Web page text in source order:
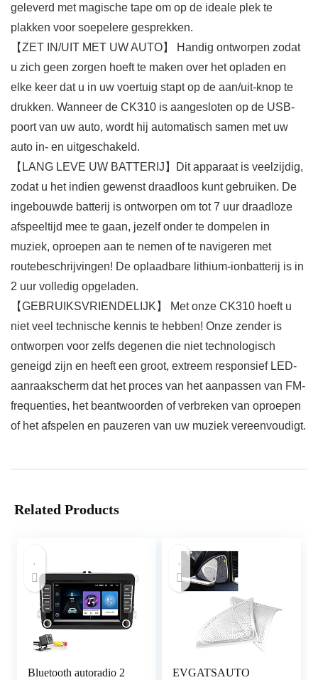
geleverd met magische tape om op de ideale plek te
plakken voor soepelere gesprekken.
【ZET IN/UIT MET UW AUTO】 Handig ontworpen zodat
u zich geen zorgen hoeft te maken over het opladen en
elke keer dat u in uw voertuig stapt op de aan/uit-knop te
drukken. Wanneer de CK310 is aangesloten op de USB-
poort van uw auto, wordt hij automatisch samen met uw
auto in- en uitgeschakeld.
【LANG LEVE UW BATTERIJ】Dit apparaat is veelzijdig,
zodat u het indien gewenst draadloos kunt gebruiken. De
ingebouwde batterij is ontworpen om tot 7 uur draadloze
afspeeltijd mee te gaan, jezelf onder te dompelen in
muziek, oproepen aan te nemen of te navigeren met
routebeschrijvingen! De oplaadbare lithium-ionbatterij is in
2 uur volledig opgeladen.
【GEBRUIKSVRIENDELIJK】 Met onze CK310 hoeft u
niet veel technische kennis te hebben! Onze zender is
ontworpen voor zelfs degenen die niet technologisch
geneigd zijn en heeft een groot, extreem responsief LED-
aanraakscherm dat het proces van het aanpassen van FM-
frequenties, het beantwoorden of verbreken van oproepen
of het afspelen en pauzeren van uw muziek vereenvoudigt.
Related Products
Bluetooth autoradio 2
EVGATSAUTO